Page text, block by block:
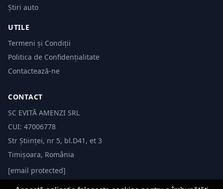
Știri auto
UTILE
Termeni și Condiții
Politica de Confidențialitate
Contactează-ne
CONTACT
SC EVITĂ AMENZI SRL
CUI: 47006778
Str Științei, nr 5, bl.D41, et 3
Timișoara, România
[email protected]